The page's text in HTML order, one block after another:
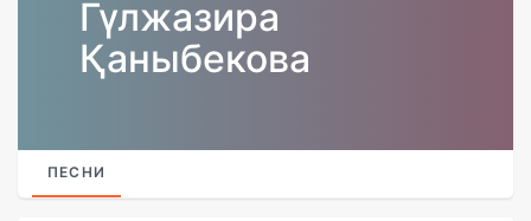
Гүлжазира
Қаныбекова
ПЕСНИ